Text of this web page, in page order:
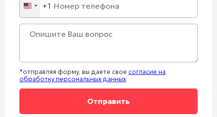
United
States
+1
+1
*отправляя форму, вы даете свое согласие на
обработку персональных данных